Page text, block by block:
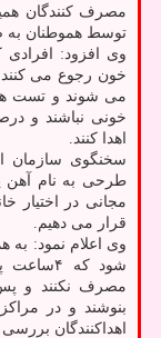
مصرف کنندگان
توسط هموطنان
وی افزود: افرادی
خون رجوع می
می شوند و تست
خونی نباشند و
اهدا کنند.
سخنگوی سازمان
طرحی به نام آهن
مجانی در اختیار
قرار می دهیم.
وی اعلام نمود:
شود که
مصرف نکنند و پس
بنوشند و در
اهداکنندگان